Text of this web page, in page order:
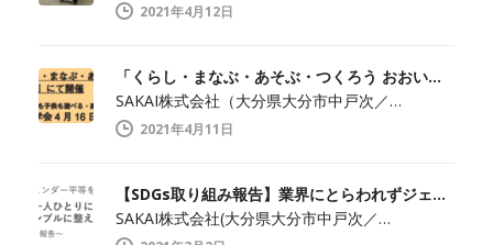
2021年4月12日
「くらし・まなぶ・あそぶ・つくろう おおいた」でメディア見学会開催！
SAKAI株式会社（大分県大分市中戸次／…
2021年4月11日
【SDGs取り組み報告】業界にとらわれずジェンダー平等を実現
SAKAI株式会社(大分県大分市中戸次／…